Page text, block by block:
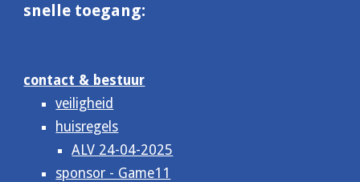
snelle toegang:
contact & bestuur
veiligheid
huisregels
ALV 24-04-2025
sponsor - Game11